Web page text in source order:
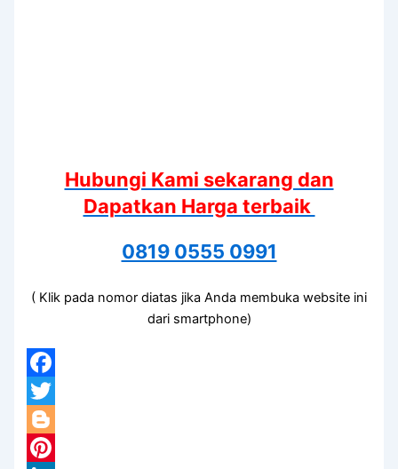
Hubungi Kami sekarang dan
Dapatkan Harga terbaik
0819 0555 0991
( Klik pada nomor diatas jika Anda membuka website ini
dari smartphone)
Facebook
Twitter
Blogger